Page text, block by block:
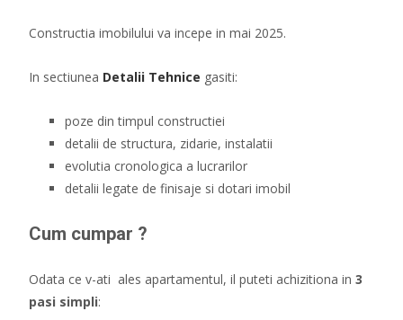
Constructia imobilului va incepe in mai 2025.
In sectiunea Detalii Tehnice gasiti:
poze din timpul constructiei
detalii de structura, zidarie, instalatii
evolutia cronologica a lucrarilor
detalii legate de finisaje si dotari imobil
Cum cumpar ?
Odata ce v-ati ales apartamentul, il puteti achizitiona in 3
pasi simpli: